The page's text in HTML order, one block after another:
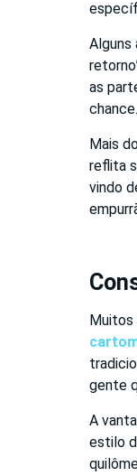
Alguns
as
Mais
reflita
vindo
gente
A
estilo